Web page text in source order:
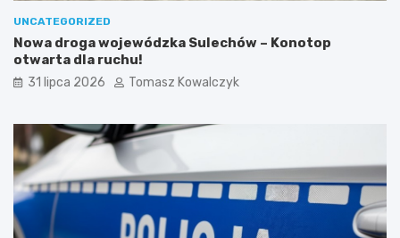
UNCATEGORIZED
Nowa droga wojewódzka Sulechów – Konotop
otwarta dla ruchu!
31 lipca 2026 Tomasz Kowalczyk